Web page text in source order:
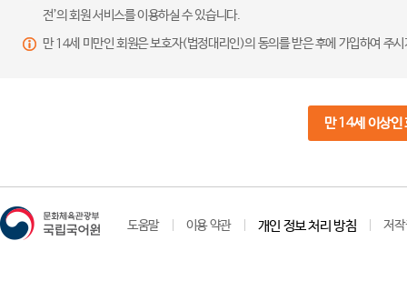
전’의 회원 서비스를 이용하실 수 있습니다.
만 14세 미만인 회원은 보호자(법정대리인)의 동의를 받은 후에 가입하여 주
만 14세 이상인
도움말 이용 약관 개인 정보 처리 방침 저